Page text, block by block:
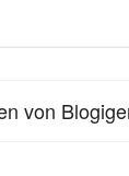
von